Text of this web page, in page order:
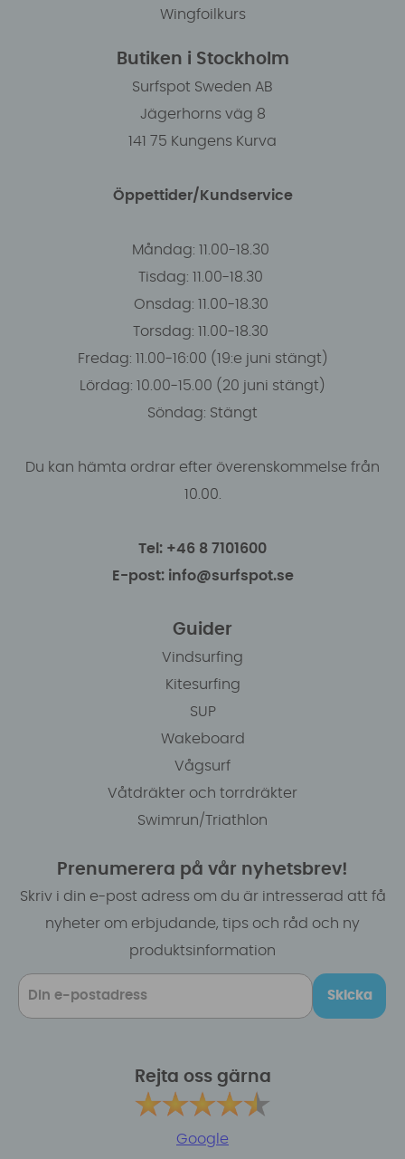
Wingfoilkurs
Butiken i Stockholm
Surfspot Sweden AB
Jägerhorns väg 8
141 75 Kungens Kurva
Öppettider/Kundservice
Måndag: 11.00-18.30
Tisdag: 11.00-18.30
Onsdag: 11.00-18.30
Torsdag: 11.00-18.30
Fredag: 11.00-16:00 (19:e juni stängt)
Lördag: 10.00-15.00 (20 juni stängt)
Söndag: Stängt
Du kan hämta ordrar efter överenskommelse från
10.00.
Tel: +46 8 7101600
E-post: info@surfspot.se
Guider
Vindsurfing
Kitesurfing
SUP
Wakeboard
Vågsurf
Våtdräkter och torrdräkter
Swimrun/Triathlon
Prenumerera på vår nyhetsbrev!
Skriv i din e-post adress om du är intresserad att få
nyheter om erbjudande, tips och råd och ny
produktsinformation
Skicka
Rejta oss gärna
Google